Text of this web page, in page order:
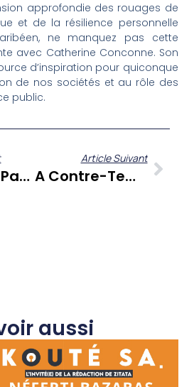
approfondie des rouages de
et de la résilience personnelle
ne manquez pas cette
avec Catherine Conconne. Son
d’inspiration pour quiconque
de nos sociétés et au rôle des
public.
Fanm E92 : Parcours Et Perspectives Avec Ophélie Cohen Et Bénédicte Di Geronimo
Article Suivant
A Contre-Temps Du 7 Avril : L’actualité Caribéenne Décryptée Par Dorwling-Carter Et Ses Chroniqueurs
aussi